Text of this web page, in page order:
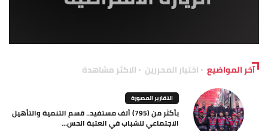
آخر المواضيع اختيار المحررين الاكثر مشاهدة
التقارير المصورة
بأكثر من (795) ألف مستفيد.. قسم التنمية والتأهيل
الاجتماعي للشباب في العتبة الحس...